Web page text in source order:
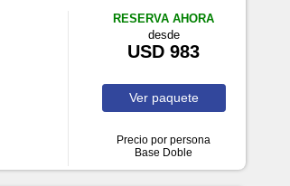
RESERVA AHORA
desde
USD 983
Ver paquete
Precio por persona
Base Doble